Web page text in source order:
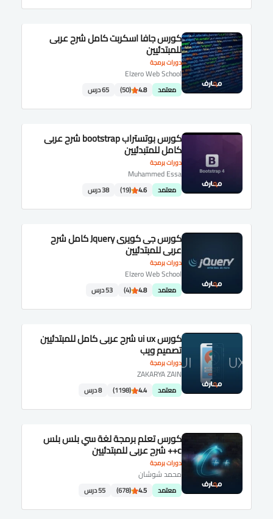
دورات برمجة
كورس جافا اسكربت كامل شرح عربى
للمبتدئيين
Elzero Web School
معتمد 4.8
(50) 65 درس
دورات برمجة
كورس بوتستراب bootstrap شرح عربى
كامل للمتبدئيين
Muhammed Essa
معتمد 4.6
(19) 38 درس
دورات برمجة
كورس جى كويرى Jquery كامل شرح
عربى للمبتدئيين
Elzero Web School
معتمد 4.8
(4) 53 درس
دورات برمجة
كورس ui ux شرح عربى كامل للمبتدئيين
تصميم ويب
ZAKARYA ZAIN
معتمد 4.4
(1198) 8 درس
دورات برمجة
كورس تعلم برمجة لغة سي بلس بلس
c++ شرح عربى للمبتدئيين
محمد شوشان
معتمد 4.5
(678) 55 درس